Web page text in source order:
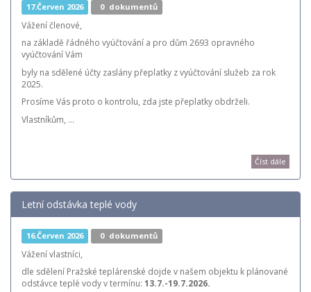
17.Červen 2026 0 dokumentů
Vážení členové,
na základě řádného vyúčtování a pro dům 2693 opravného
vyúčtování Vám
byly na sdělené účty zaslány přeplatky z vyúčtování služeb za rok
2025.
Prosíme Vás proto o kontrolu, zda jste přeplatky obdrželi.
Vlastníkům, ...
Číst dále
Letní odstávka teplé vody
16.Červen 2026 0 dokumentů
Vážení vlastníci,
dle sdělení Pražské teplárenské dojde v našem objektu k plánované
odstávce teplé vody v termínu: 13.7.-19.7.2026.